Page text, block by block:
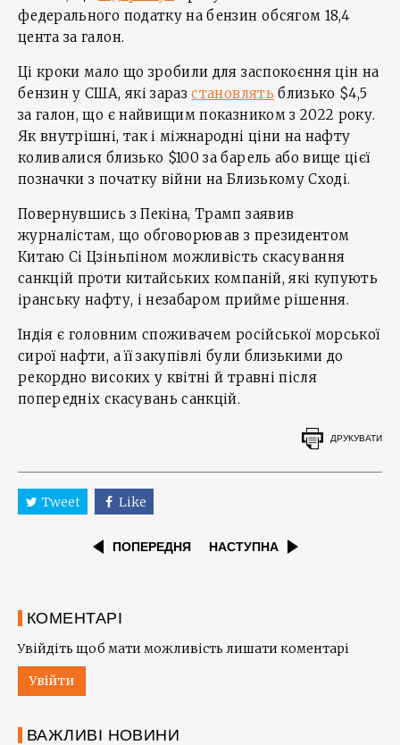
федерального податку на бензин обсягом 18,4
цента за галон.
Ці кроки мало що зробили для заспокоєння цін на
бензин у США, які заразстановлять близько $4,5
за галон, що є найвищим показником з 2022 року.
Як внутрішні, так і міжнародні ціни на нафту
коливалися близько $100 за барель або вище цієї
позначки з початку війни на Близькому Сході.
Повернувшись з Пекіна, Трамп заявив
журналістам, що обговорював з президентом
Китаю Сі Цзіньпіном можливість скасування
санкцій проти китайських компаній, які купують
іранську нафту, і незабаром прийме рішення.
Індія є головним споживачем російської морської
сирої нафти, а її закупівлі були близькими до
рекордно високих у квітні й травні після
попередніх скасувань санкцій.
ДРУКУВАТИ
Tweet Like
ПОПЕРЕДНЯ НАСТУПНА
КОМЕНТАРІ
Увійдіть щоб мати можливість лишати коментарі
Увійти
ВАЖЛИВІ НОВИНИ